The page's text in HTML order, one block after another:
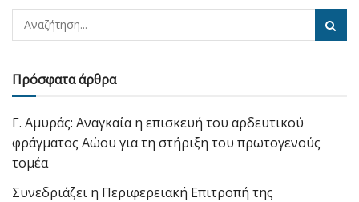
Πρόσφατα άρθρα
Γ. Αμυράς: Αναγκαία η επισκευή του αρδευτικού
φράγματος Αώου για τη στήριξη του πρωτογενούς
τομέα
Συνεδριάζει η Περιφερειακή Επιτροπή της